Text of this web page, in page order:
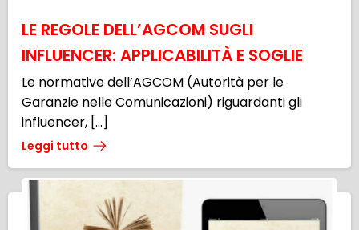
LE REGOLE DELL’AGCOM SUGLI
INFLUENCER: APPLICABILITÀ E SOGLIE
Le normative dell’AGCOM (Autorità per le
Garanzie nelle Comunicazioni) riguardanti gli
influencer, […]
Leggi tutto